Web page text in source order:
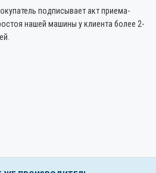
подписывает акт приема-
нашей машины у клиента более 2-